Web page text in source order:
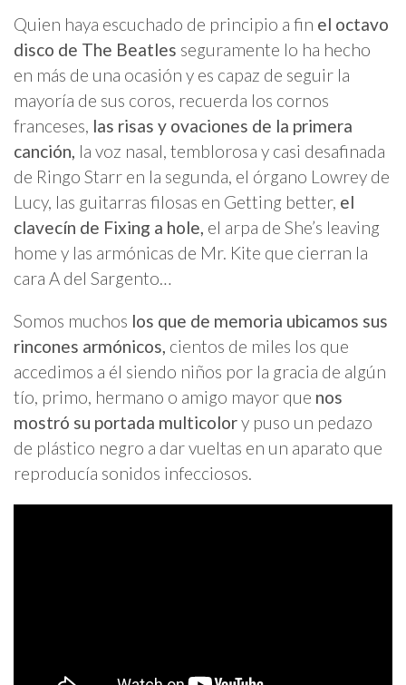
Quien haya escuchado de principio a fin el octavo
disco de The Beatles seguramente lo ha hecho
en más de una ocasión y es capaz de seguir la
mayoría de sus coros, recuerda los cornos
franceses, las risas y ovaciones de la primera
canción, la voz nasal, temblorosa y casi desafinada
de Ringo Starr en la segunda, el órgano Lowrey de
Lucy, las guitarras filosas en Getting better, el
clavecín de Fixing a hole, el arpa de She’s leaving
home y las armónicas de Mr. Kite que cierran la
cara A del Sargento…
Somos muchos los que de memoria ubicamos sus
rincones armónicos, cientos de miles los que
accedimos a él siendo niños por la gracia de algún
tío, primo, hermano o amigo mayor que nos
mostró su portada multicolory puso un pedazo
de plástico negro a dar vueltas en un aparato que
reproducía sonidos infecciosos.